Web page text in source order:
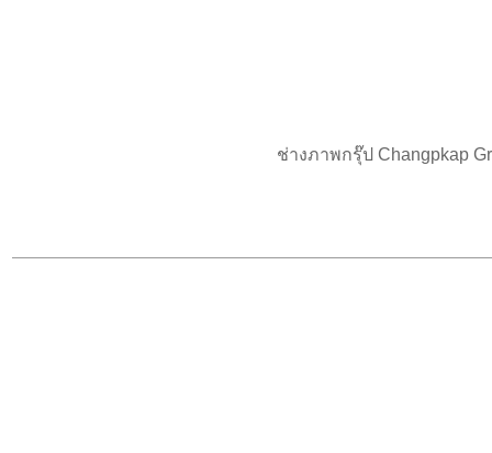
ช่างภาพกรุ๊ป Changpkap